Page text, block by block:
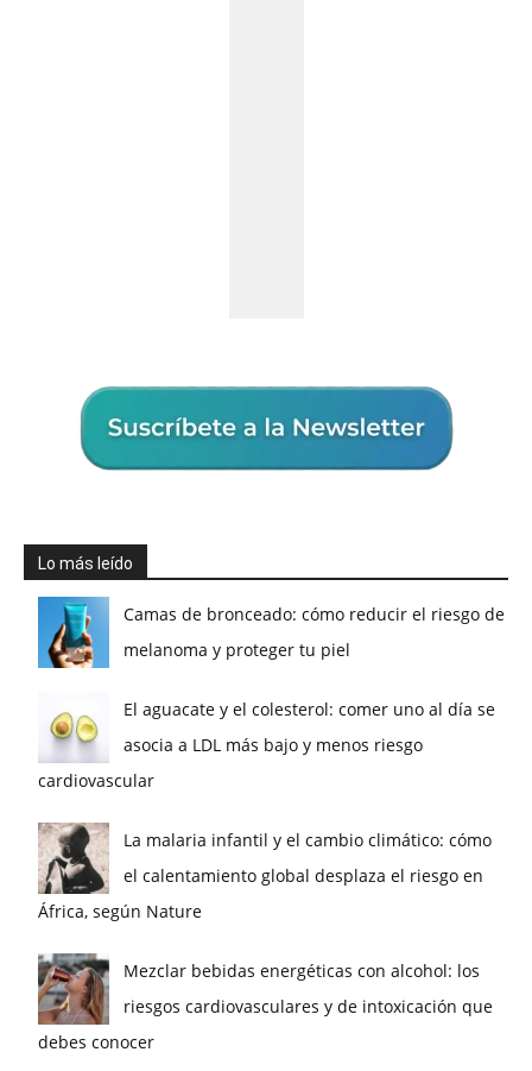
Lo más leído
Camas de bronceado: cómo reducir el riesgo de
melanoma y proteger tu piel
El aguacate y el colesterol: comer uno al día se
asocia a LDL más bajo y menos riesgo
cardiovascular
La malaria infantil y el cambio climático: cómo
el calentamiento global desplaza el riesgo en
África, según Nature
Mezclar bebidas energéticas con alcohol: los
riesgos cardiovasculares y de intoxicación que
debes conocer